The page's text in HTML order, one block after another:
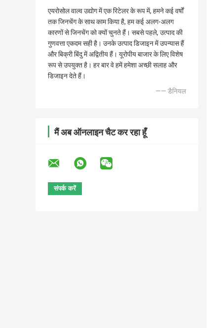
एयरोसोल वाल्व उद्योग में एक रिटेलर के रूप में, हमने कई वर्षों
तक जिनचेंग के साथ काम किया है, हम कई अलग-अलग
कारणों से जिनचेंग को क्यों चुनते हैं। सबसे पहले, उत्पाद की
गुणवत्ता एकदम सही है। उनके उत्पाद डिजाइन में उपन्यास हैं
और बिक्री बिंदु में अद्वितीय हैं। यूरोपीय बाजार के लिए विशेष
रूप से उपयुक्त है। हर बार वे हमें हमेशा अच्छी सलाह और
डिजाइन देते हैं।
—— डैनियल
मैं अब ऑनलाइन चैट कर रहा हूँ